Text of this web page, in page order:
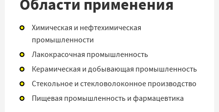
Области применения
Химическая и нефтехимическая
промышленности
Лакокрасочная промышленность
Керамическая и добывающая промышленность
Стекольное и стекловолоконное производство
Пищевая промышленность и фармацевтика